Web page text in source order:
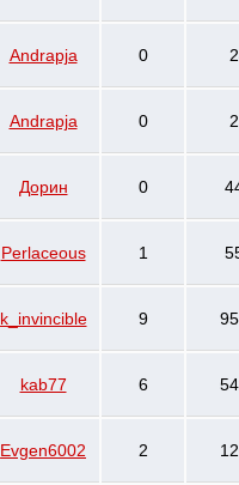
Andrapja 0
Andrapja 0
Дорин 0
Perlaceous 1
k_invincible 9
kab77 6
Evgen6002 2